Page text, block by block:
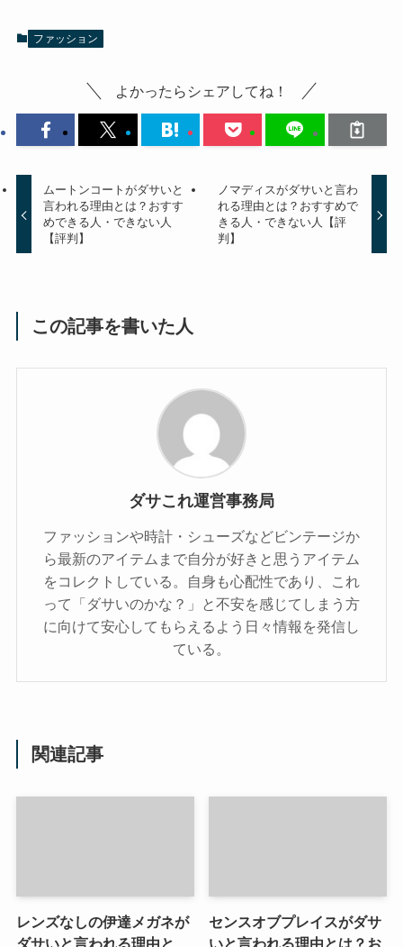
ファッション
よかったらシェアしてね！
ムートンコートがダサいと
言われる理由とは？おすす
めできる人・できない人
【評判】
ノマディスがダサいと言わ
れる理由とは？おすすめで
きる人・できない人【評
判】
この記事を書いた人
ダサこれ運営事務局
ファッションや時計・シューズなどビンテージか
ら最新のアイテムまで自分が好きと思うアイテム
をコレクトしている。自身も心配性であり、これ
って「ダサいのかな？」と不安を感じてしまう方
に向けて安心してもらえるよう日々情報を発信し
ている。
関連記事
レンズなしの伊達メガネが
ダサいと言われる理由と
センスオブプレイスがダサ
いと言われる理由とは？お